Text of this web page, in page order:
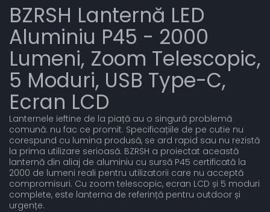
BZRSH Lanternă LED
Aluminiu P45 - 2000
Lumeni, Zoom Telescopic,
5 Moduri, USB Type-C,
Ecran LCD
Lanternele ieftine de la piață au o singură problemă
comună: nu fac ce promit. Specificațiile de pe cutie nu
corespund cu lumina produsă, se ard rapid sau nu rezistă
la prima utilizare serioasă. BZRSH a proiectat această
lanternă din aliaj de aluminiu cu sursă P45 certificată la
2000 de lumeni reali pentru utilizatorii care nu acceptă
compromisuri. Cu zoom telescopic, ecran LCD și 5 moduri
complete, este lanterna de referință pentru outdoor și
urgențe.